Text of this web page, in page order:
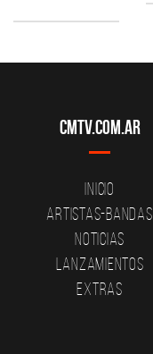
CMTV.com.ar
Inicio
Artistas-Bandas
Noticias
Lanzamientos
Extras